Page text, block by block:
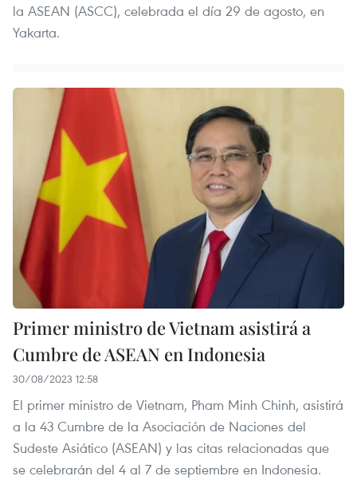
la ASEAN (ASCC), celebrada el día 29 de agosto, en
Yakarta.
Primer ministro de Vietnam asistirá a
Cumbre de ASEAN en Indonesia
30/08/2023 12:58
El primer ministro de Vietnam, Pham Minh Chinh, asistirá
a la 43 Cumbre de la Asociación de Naciones del
Sudeste Asiático (ASEAN) y las citas relacionadas que
se celebrarán del 4 al 7 de septiembre en Indonesia.